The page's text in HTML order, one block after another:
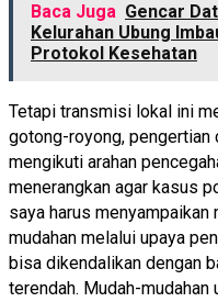
Baca Juga Gencar
Kelurahan Ubung
Protokol Kesehatan
Tetapi transmisi lokal ini
gotong-royong, pengertian
mengikuti arahan
menerangkan agar kasus
saya harus menyampaikan
mudahan melalui upaya
bisa dikendalikan dengan
terendah. Mudah-mudahan